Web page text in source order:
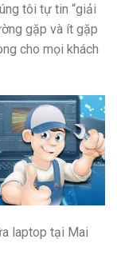
tôi tự tin “giải
gặp và ít gặp
cho mọi khách